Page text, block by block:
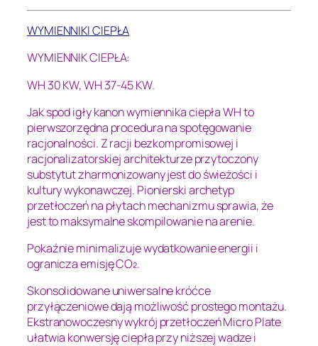
WYMIENNIKI CIEPŁA
WYMIENNIK CIEPŁA:
WH 30 KW, WH 37-45 KW.
Jak spod igły kanon wymiennika ciepła WH to
pierwszorzędna procedura na spotęgowanie
racjonalności. Z racji bezkompromisowej i
racjonalizatorskiej architekturze przytoczony
substytut zharmonizowany jest do świeżości i
kultury wykonawczej. Pionierski archetyp
przetłoczeń na płytach mechanizmu sprawia, że
jest to maksymalne skompilowanie na arenie.
Pokaźnie minimalizuje wydatkowanie energii i
ogranicza emisję CO₂.
Skonsolidowane uniwersalne króćce
przyłączeniowe dają możliwość prostego montażu.
Ekstranowoczesny wykrój przetłoczeń Micro Plate
ułatwia konwersję ciepła przy niższej wadze i